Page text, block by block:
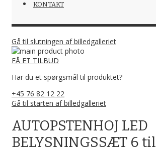
KONTAKT
Gå til slutningen af billedgalleriet
FÅ ET TILBUD
Har du et spørgsmål til produktet?
+45 76 82 12 22
Gå til starten af billedgalleriet
AUTOPSTENHOJ LED
BELYSNINGSSÆT 6